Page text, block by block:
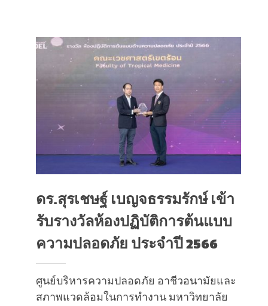
ดร.สุรเชษฐ์ เบญจธรรมรักษ์ เข้า
รับรางวัลห้องปฏิบัติการต้นแบบ
ความปลอดภัย ประจำปี 2566
ศูนย์บริหารความปลอดภัย อาชีวอนามัยและ
สภาพแวดล้อมในการทำงาน มหาวิทยาลัย